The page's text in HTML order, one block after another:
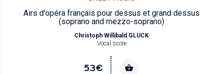
Airs d'opéra français pour dessus et grand dessus
(soprano and mezzo-soprano)
Christoph Willibald GLUCK
Vocal score
53€